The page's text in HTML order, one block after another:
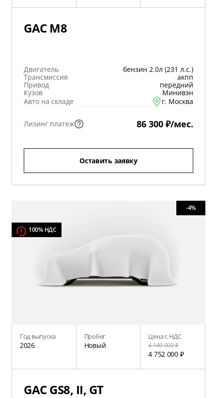
GAC M8
Двигатель
бензин 2.0л (231 л.с.)
Трансмиссия
акпп
Привод
передний
Кузов
Минивэн
Авто на складе
г. Москва
Лизинг платеж 86 300 ₽/мес.
Оставить заявку
100% НДС
-4%
Год выпуска
2026
Пробег
Новый
Цена с НДС
4 949 000 ₽
4 752 000 ₽
GAC GS8, II, GT